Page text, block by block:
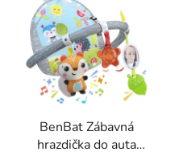
BenBat Zábavná
hrazdička do auta